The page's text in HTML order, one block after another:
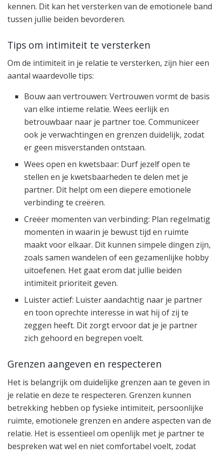
kennen. Dit kan het versterken van de emotionele band
tussen jullie beiden bevorderen.
Tips om intimiteit te versterken
Om de intimiteit in je relatie te versterken, zijn hier een
aantal waardevolle tips:
Bouw aan vertrouwen: Vertrouwen vormt de basis
van elke intieme relatie. Wees eerlijk en
betrouwbaar naar je partner toe. Communiceer
ook je verwachtingen en grenzen duidelijk, zodat
er geen misverstanden ontstaan.
Wees open en kwetsbaar: Durf jezelf open te
stellen en je kwetsbaarheden te delen met je
partner. Dit helpt om een diepere emotionele
verbinding te creëren.
Creëer momenten van verbinding: Plan regelmatig
momenten in waarin je bewust tijd en ruimte
maakt voor elkaar. Dit kunnen simpele dingen zijn,
zoals samen wandelen of een gezamenlijke hobby
uitoefenen. Het gaat erom dat jullie beiden
intimiteit prioriteit geven.
Luister actief: Luister aandachtig naar je partner
en toon oprechte interesse in wat hij of zij te
zeggen heeft. Dit zorgt ervoor dat je je partner
zich gehoord en begrepen voelt.
Grenzen aangeven en respecteren
Het is belangrijk om duidelijke grenzen aan te geven in
je relatie en deze te respecteren. Grenzen kunnen
betrekking hebben op fysieke intimiteit, persoonlijke
ruimte, emotionele grenzen en andere aspecten van de
relatie. Het is essentieel om openlijk met je partner te
bespreken wat wel en niet comfortabel voelt, zodat